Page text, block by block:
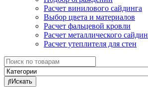
Расчет винилового сайдинга
Выбор цвета и материалов
Расчет фальцевой кровли
Расчет металлического
Расчет утеплителя для стен
Search
for:
Искать